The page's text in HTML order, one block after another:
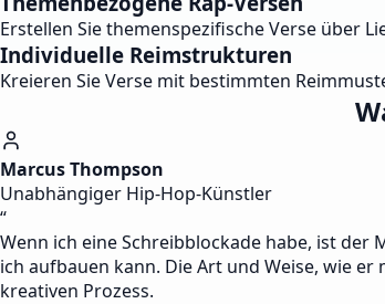
Erstellen Sie themenspezifische Verse über
Individuelle Reimstrukturen
Kreieren Sie Verse mit bestimmten
Marcus Thompson
Unabhängiger Hip-Hop-Künstler
“
Wenn ich eine Schreibblockade habe, ist der
ich aufbauen kann. Die Art und Weise, wie
kreativen Prozess.